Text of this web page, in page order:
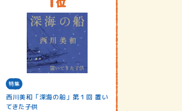
特集
西川美和「深海の船」第１回 置い
てきた子供